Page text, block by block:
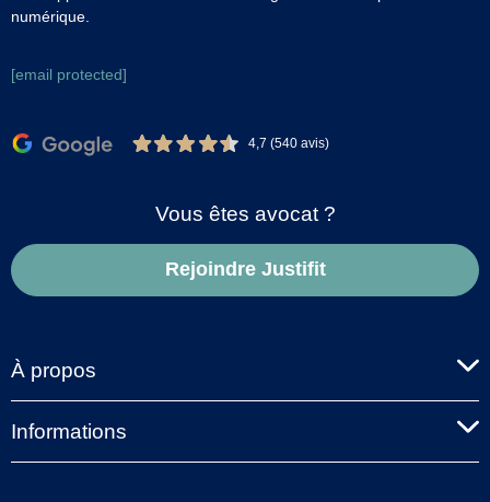
numérique.
[email protected]
4,7 (540 avis)
Vous êtes avocat ?
Rejoindre Justifit
À propos
Informations